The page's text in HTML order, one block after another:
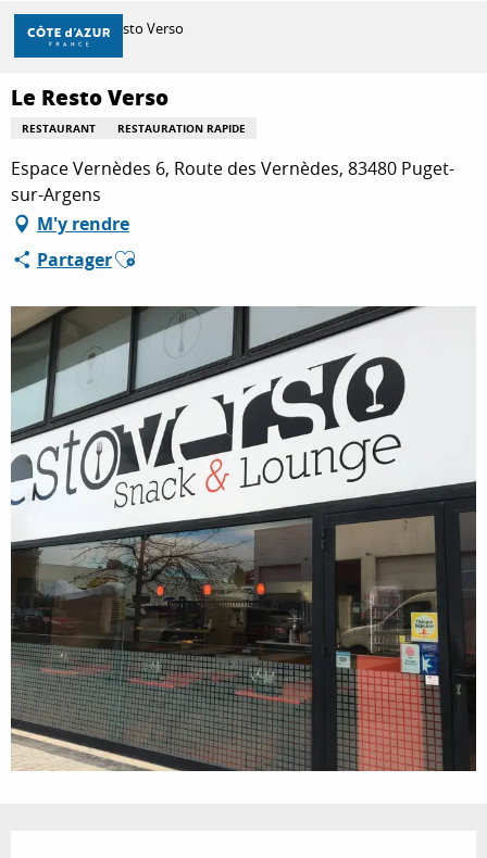
Aller
contenu
principal
DÉCOUVRIR
À FAIRE
SÉJOURNER
Accueil Le Resto Verso
Le Resto Verso
RESTAURANT RESTAURATION RAPIDE
Espace Vernèdes 6, Route des Vernèdes, 83480 Puget-
sur-Argens
M'y rendre
PartagerAjouter aux favoris